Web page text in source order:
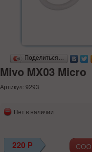
Поделиться…
Mivo MX03 Micro
Артикул: 9293
Нет в наличии
220 Р